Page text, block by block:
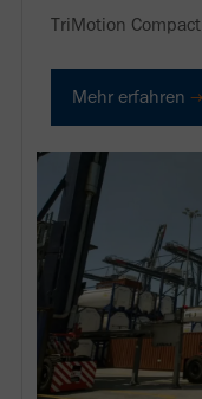
TriMotion Compact
Mehr erfahren